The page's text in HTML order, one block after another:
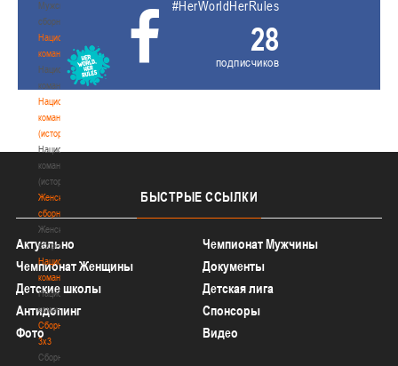
Мужские
сборные
Национальная
команда
Национальная
команда
Национальная
команда
(история)
Национальная
команда
(история)
Женские
сборные
Женские
сборные
Национальная
команда
Национальная
команда
Сборные
3х3
Сборные
#HerWorldHerRules
28
подписчиков
БЫСТРЫЕ ССЫЛКИ
Актуально
Чемпионат Мужчины
Чемпионат Женщины
Документы
Детские школы
Детская лига
Антидопинг
Спонсоры
Фото
Видео